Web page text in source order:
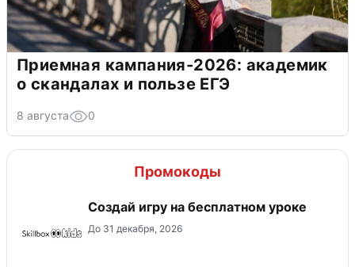
Приемная кампания-2026: академик
о скандалах и пользе ЕГЭ
8 августа 0
Промокоды
Создай игру на бесплатном уроке
До 31 декабря, 2026